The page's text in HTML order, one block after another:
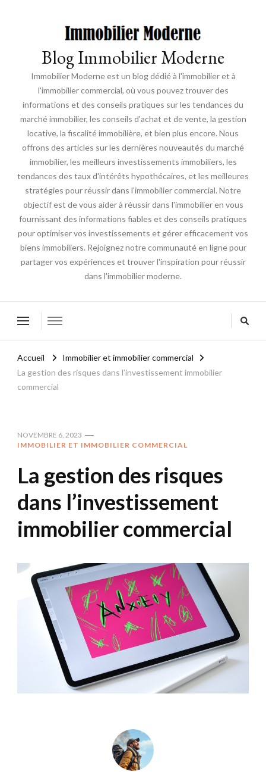
Blog Immobilier Moderne
Immobilier Moderne est un blog dédié à l'immobilier et à
l'immobilier commercial, où vous pouvez trouver des
informations et des conseils pratiques sur les tendances du
marché immobilier, les conseils d'achat et de vente, la gestion
locative, la fiscalité immobilière, et bien plus encore. Nous
offrons des articles sur les dernières nouveautés du marché
immobilier, les meilleurs investissements immobiliers, les
tendances des taux d'intérêts hypothécaires, et les meilleures
stratégies pour réussir dans l'immobilier commercial. Notre
objectif est de vous aider à réussir dans l'immobilier en vous
fournissant des informations fiables et des conseils pratiques
pour optimiser vos investissements et gérer efficacement vos
biens immobiliers. Rejoignez notre communauté en ligne pour
partager vos expériences et trouver l'inspiration pour réussir
dans l'immobilier moderne.
Accueil
Immobilier et immobilier commercial
La gestion des risques dans l’investissement immobilier
commercial
NOVEMBRE 6, 2023
IMMOBILIER ET IMMOBILIER COMMERCIAL
La gestion des risques
dans l’investissement
immobilier commercial